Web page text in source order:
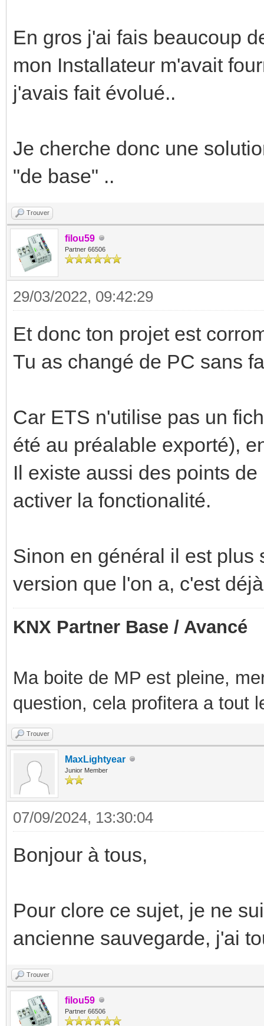
En gros j'ai fais beaucoup
mon Installateur m'avait
j'avais fait évolué..
Je cherche donc une
"de base" ..
Trouver
filou59
Partner 66506
29/03/2022, 09:42:29
Et donc ton projet est
Tu as changé de PC sans
Car ETS n'utilise pas un
été au préalable exporté),
Il existe aussi des points
activer la fonctionalité.
Sinon en général il est plus
version que l'on a, c'est
KNX Partner Base / Avancé
Ma boite de MP est pleine,
question, cela profitera a tout
Trouver
MaxLightyear
Junior Member
07/09/2024, 13:30:04
Bonjour à tous,
Pour clore ce sujet, je ne
ancienne sauvegarde, j'ai
Trouver
filou59
Partner 66506